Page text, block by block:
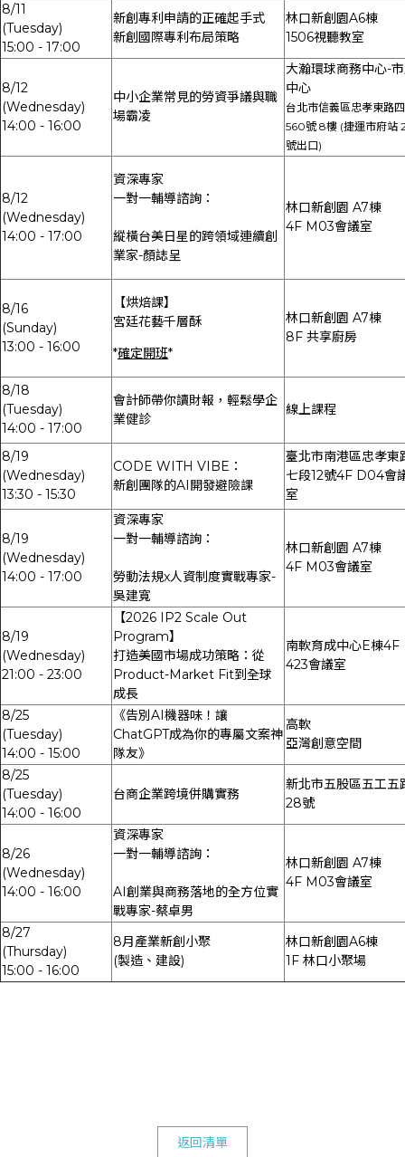
8/11
(Tuesday)
15:00 - 17:00
新創專利申請的正確起手式
新創國際專利布局策略
林口新創園A6棟
1506視聽教室
8/12
(Wednesday)
14:00 - 16:00
中小企業常見的勞資爭議與職
場霸凌
大瀚環球商務中心-
中心
台北市信義區忠孝東路
560號 8樓 (捷運市府站
號出口)
8/12
(Wednesday)
14:00 - 17:00
資深專家
一對一輔導諮詢：
縱橫台美日星的跨領域連續創
業家-顏誌呈
林口新創園 A7棟
4F M03會議室
8/16
(Sunday)
13:00 - 16:00
【烘焙課】
宮廷花藝千層酥
*確定開班*
林口新創園 A7棟
8F 共享廚房
8/18
(Tuesday)
14:00 - 17:00
會計師帶你讀財報，輕鬆學企
業健診
線上課程
8/19
(Wednesday)
13:30 - 15:30
CODE WITH VIBE：
新創團隊的AI開發避險課
臺北市南港區忠孝東
七段12號4F D04會
室
8/19
(Wednesday)
14:00 - 17:00
資深專家
一對一輔導諮詢：
勞動法規x人資制度實戰專家-
吳建寬
林口新創園 A7棟
4F M03會議室
8/19
(Wednesday)
21:00 - 23:00
【2026 IP2 Scale Out
Program】
打造美國市場成功策略：從
Product-Market Fit到全球
成長
南軟育成中心E棟4F
423會議室
8/25
(Tuesday)
14:00 - 15:00
《告別AI機器味！讓
ChatGPT成為你的專屬文案神
隊友》
高軟
亞灣創意空間
8/25
(Tuesday)
14:00 - 16:00
台商企業跨境併購實務
新北市五股區五工五
28號
8/26
(Wednesday)
14:00 - 16:00
資深專家
一對一輔導諮詢：
AI創業與商務落地的全方位實
戰專家-蔡卓男
林口新創園 A7棟
4F M03會議室
8/27
(Thursday)
15:00 - 16:00
8月產業新創小聚
(製造、建設)
林口新創園A6棟
1F 林口小聚場
返回清單